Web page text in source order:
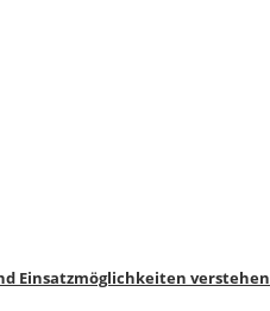
Einsatzmöglichkeiten verstehen